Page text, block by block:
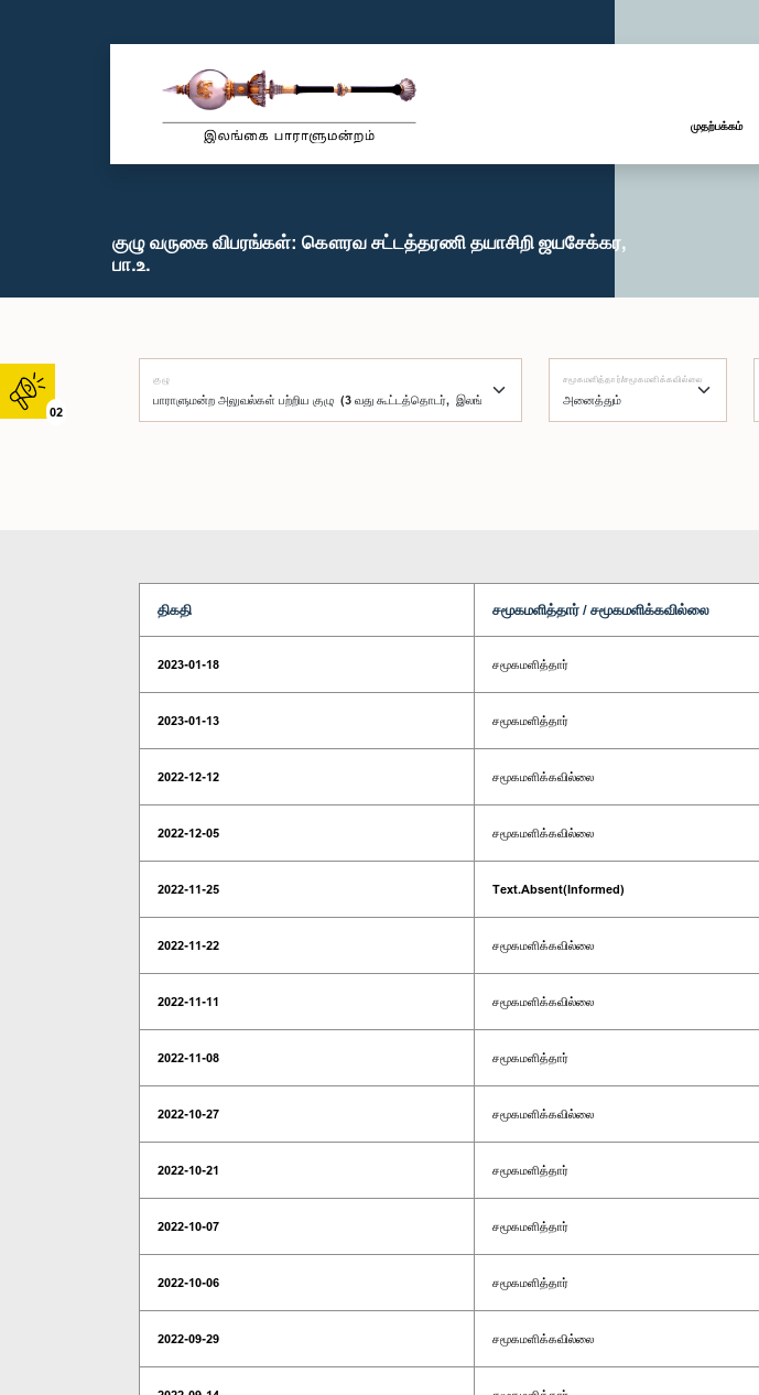
02
முதற்பக்கம்
குழு வருகை விபரங்கள்: கௌரவ சட்டத்தரணி தயாசிறி ஜயசேக்கர,
பா.உ.
குழு சமூகமளித்தார்/சமூகமளிக்கவில்லை
திகதி சமூகமளித்தார் / சமூகமளிக்கவில்லை
2023-01-18 சமூகமளித்தார்
2023-01-13 சமூகமளித்தார்
2022-12-12 சமூகமளிக்கவில்லை
2022-12-05 சமூகமளிக்கவில்லை
2022-11-25 Text.Absent(Informed)
2022-11-22 சமூகமளிக்கவில்லை
2022-11-11 சமூகமளிக்கவில்லை
2022-11-08 சமூகமளித்தார்
2022-10-27 சமூகமளிக்கவில்லை
2022-10-21 சமூகமளித்தார்
2022-10-07 சமூகமளித்தார்
2022-10-06 சமூகமளித்தார்
2022-09-29 சமூகமளிக்கவில்லை